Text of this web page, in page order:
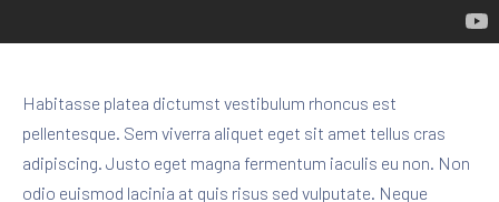
Habitasse platea dictumst vestibulum rhoncus est
pellentesque. Sem viverra aliquet eget sit amet tellus cras
adipiscing. Justo eget magna fermentum iaculis eu non. Non
odio euismod lacinia at quis risus sed vulputate. Neque